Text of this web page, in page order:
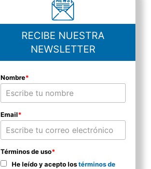
RECIBE NUESTRA
NEWSLETTER
Nombre*
Email*
Términos de uso*
He leído y acepto lostérminos de